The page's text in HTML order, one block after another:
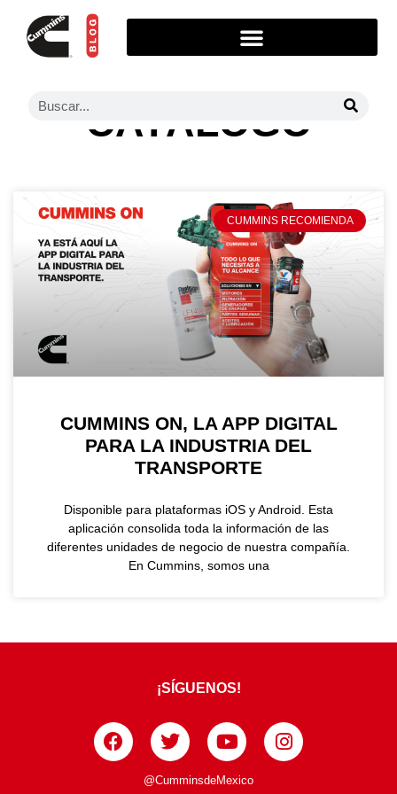
CATÁLOGO
CUMMINS RECOMIENDA
CUMMINS ON, LA APP DIGITAL
PARA LA INDUSTRIA DEL
TRANSPORTE
Disponible para plataformas iOS y Android. Esta
aplicación consolida toda la información de las
diferentes unidades de negocio de nuestra compañía.
En Cummins, somos una
¡SÍGUENOS!
@CumminsdeMexico